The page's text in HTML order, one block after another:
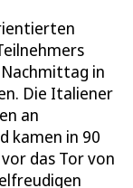
in
Die Italiener
an
kamen in 90
das Tor von